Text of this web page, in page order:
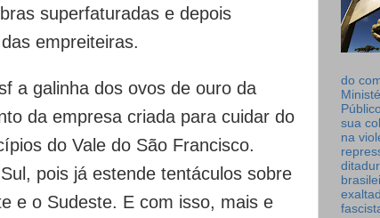
superfaturadas e depois
empreiteiras.
a galinha dos ovos de ouro da
da empresa criada para cuidar do
do Vale do São Francisco.
pois já estende tentáculos sobre
e o Sudeste. E com isso, mais e
do
sua
na